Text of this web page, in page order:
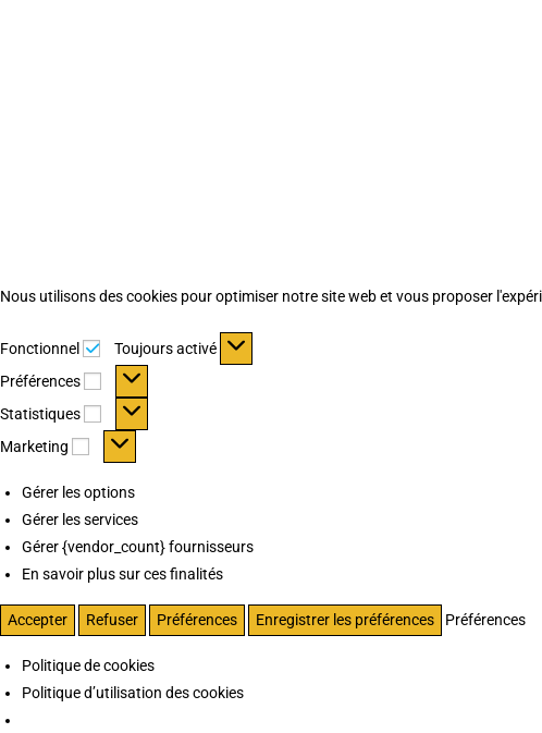
Nous utilisons des cookies pour optimiser notre site web et vous proposer
Fonctionnel Fonctionnel
Toujours activé
Préférences
Préférences
Statistiques Statistiques
Marketing Marketing
Gérer les options
Gérer les services
Gérer {vendor_count} fournisseurs
En savoir plus sur ces finalités
Accepter Refuser Préférences Enregistrer les préférences Préférences
Politique de cookies
Politique d’utilisation des cookies